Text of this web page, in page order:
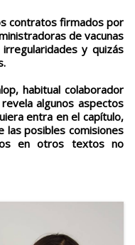
contratos firmados por
de vacunas
y quizás
habitual colaborador
algunos aspectos
entra en el capítulo,
las posibles comisiones
en otros textos no